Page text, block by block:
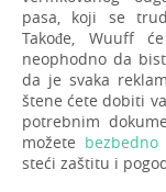
pasa, koji se
Takođe, Wuuff
neophodno da
da je svaka
štene ćete dobiti
potrebnim
možete
steći zaštitu i